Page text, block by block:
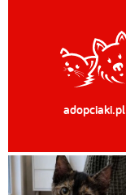
adopciaki.pl